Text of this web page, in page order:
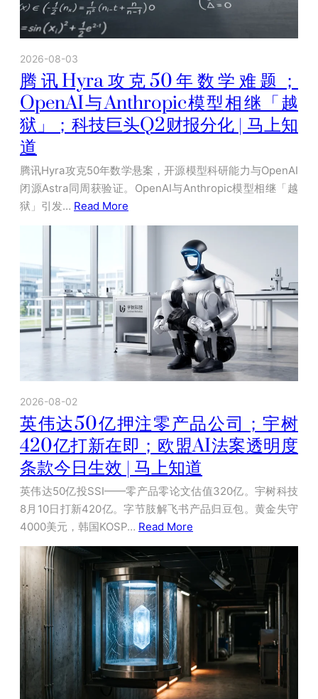
2026-08-03
腾讯Hyra攻克50年数学难题；
OpenAI与Anthropic模型相继「越
狱」；科技巨头Q2财报分化 | 马上知
道
腾讯Hyra攻克50年数学悬案，开源模型科研能力与OpenAI
闭源Astra同周获验证。OpenAI与Anthropic模型相继「越
狱」引发… Read More
2026-08-02
英伟达50亿押注零产品公司；宇树
420亿打新在即；欧盟AI法案透明度
条款今日生效 | 马上知道
英伟达50亿投SSI——零产品零论文估值320亿。宇树科技
8月10日打新420亿。字节肢解飞书产品归豆包。黄金失守
4000美元，韩国KOSP… Read More